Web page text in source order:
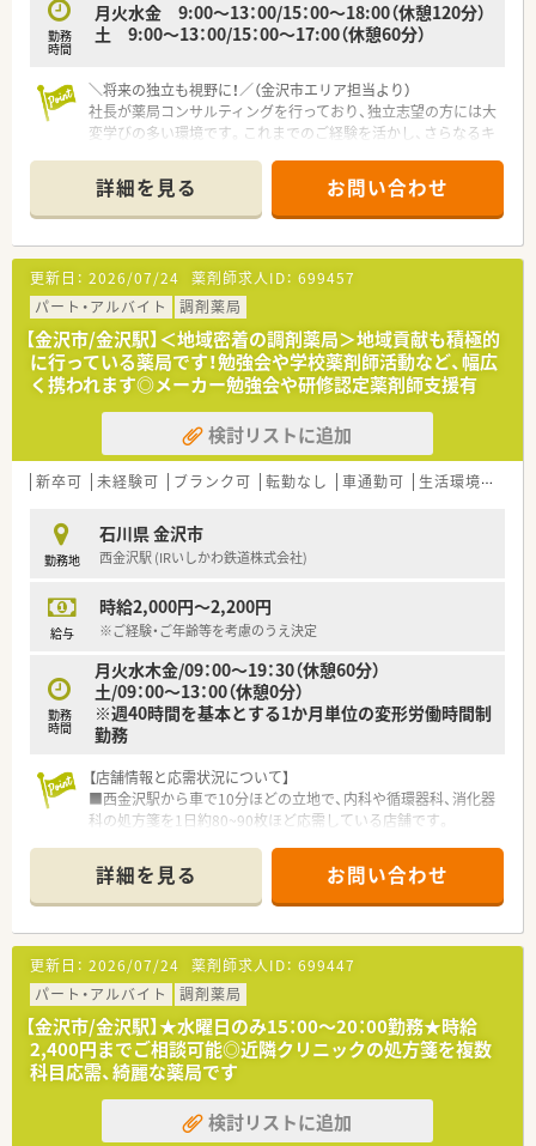
【こんな取り組みをしています】
SDGsの推進に向けた様々な活動に積極的に取り組んでいます。
■薬剤師全員が肩掛けの小さなカバンを身に着け、必要な道具
を携帯することで、調剤室を常に整理整頓された状態に保ちま
■薬局運営を多角的にサポートするため、リスクマネージメント
室や人材開発部などを整備し、安全な業務環境を提供していま
す。
勤務
時間
月火水金 9:00～13：00/15：00～18:00（休憩120分）
土 9:00～13：00/15：00～17:00（休憩60分）
＼将来の独立も視野に！／（金沢市エリア担当より）
社長が薬局コンサルティングを行っており、独立志望の方には大
変学びの多い環境です。これまでのご経験を活かし、さらなるキ
＊------------------------------------------＊
【店舗情報と応需状況について】
■新西金沢駅から車で6分ほどの場所に位置し、整形外科の処方
箋をメインに1日50枚から60枚程度を応需しています。
■薬剤師は常勤2名と非常勤2名が在籍しており、事務スタッフ
も在籍しているため落ち着いて業務に取り組むことが可能で
す。
■広々とした清潔感のある調剤室が完備されており、門前の医療
機関との関係性も良好でストレスなくスムーズに働けます。
【法人特徴について】
■埼玉県と石川県などを中心に調剤薬局を複数店舗展開してお
り、多角的な事業運営を行っている安定した企業です。
■薬局運営のほかにもコンサルティング事業を行っており、柔軟
に事業を拡大させている成長中の法人となっております。
に独立を目指したい方にとっても学びが多い法人と言えます。
【職場環境と雰囲気】
ムーズに行えるためストレスなく業務に集中できる環境です。
■幅広い年代のスタッフが活躍しており、お互いに協力し合いな
■清潔感のある広々とした調剤室が完備されており、動線も良く
快適な空間で効率的に調剤業務を進めることが可能です。
【こんな方にオススメ】
がら自分らしいペースで仕事に取り組みたい方に最適な職場で
す。
■管理薬剤師としてキャリアアップを図りたい方や、経営に近い
ポジションで薬局運営の醍醐味を味わいたい方に強くお勧めし
ます。
■新しくて綺麗な職場で働きたい方や、内科を中心とした落ち着
いた応需環境で、患者様とじっくり向き合いたい方に最適です。
詳細を見る お問い合わせ
更新日： 2026/07/24 薬剤師求人ID： 699457
パート・アルバイト
調剤薬局
【金沢市/金沢駅】＜地域密着の調剤薬局＞地域貢献も積極的
に行っている薬局です！勉強会や学校薬剤師活動など、幅広
く携われます◎メーカー勉強会や研修認定薬剤師支援有
検討リストに追加
新卒可 未経験可 ブランク可 転勤なし 車通勤可 生活環境充実
勤務地
石川県 金沢市
西金沢駅 (IRいしかわ鉄道株式会社)
給与
時給2,000円～2,200円
※ご経験・ご年齢等を考慮のうえ決定
勤務
時間
月火水木金/09：00～19：30（休憩60分）
土/09：00～13：00（休憩0分）
※週40時間を基本とする1か月単位の変形労働時間制
勤務
【店舗情報と応需状況について】
■西金沢駅から車で10分ほどの立地で、内科や循環器科、消化器
科の処方箋を1日約80~90枚ほど応需している店舗です。
剤師2名から3名と事務2名の体制で運営しています。
■近隣のクリニックから幅広い科目の処方箋を受け付けており、
地域の健康を支える重要な役割を担っている職場です。
【職場環境と雰囲気】
■2020年に開局したばかりの非常に綺麗な店舗で、最新の設備
が整った明るく清潔感のある環境で気持ち良く働けます。
■スタッフ同士の仲が良く中途入社の方でもすぐに馴染める温
かい職場環境が魅力です。
■無理のない人員配置を行っているため、一人ひとりの業務負担
が適切に分散されており精神的にもゆとりを持てます。
詳細を見る お問い合わせ
更新日： 2026/07/24 薬剤師求人ID： 699447
パート・アルバイト
調剤薬局
【金沢市/金沢駅】★水曜日のみ15：00～20：00勤務★時給
2,400円までご相談可能◎近隣クリニックの処方箋を複数
科目応需、綺麗な薬局です
検討リストに追加